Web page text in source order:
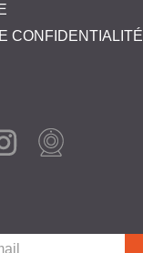
CONFIDENTIALITÉ
WEB
CAM